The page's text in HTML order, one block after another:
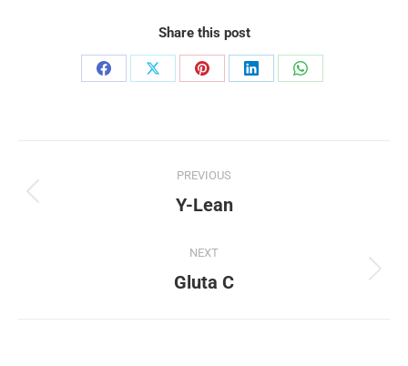
Share this post
PREVIOUS
Y-Lean
NEXT
Gluta C